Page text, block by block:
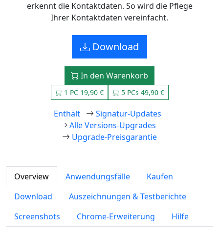
erkennt die Kontaktdaten. So wird die Pflege
Ihrer Kontaktdaten vereinfacht.
Download
In den Warenkorb
1 PC 19,90 € 5 PCs 49,90 €
Enthält
Signatur-Updates
Alle Versions-Upgrades
Upgrade-Preisgarantie
Overview Anwendungsfälle
Kaufen
Download
Auszeichnungen & Testberichte
Screenshots
Chrome-Erweiterung Hilfe